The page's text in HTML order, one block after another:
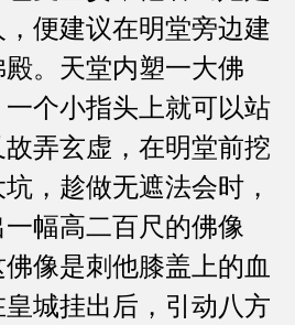
便建议在明堂旁边建
。天堂内塑一大佛
个小指头上就可以站
弄玄虚，在明堂前挖
，趁做无遮法会时，
幅高二百尺的佛像
像是刺他膝盖上的血
城挂出后，引动八方